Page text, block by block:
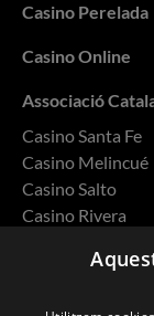
Casino Perelada
Casino Online
Associació
Casino Santa Fe
Casino Melincué
Casino Salto
Casino Rivera